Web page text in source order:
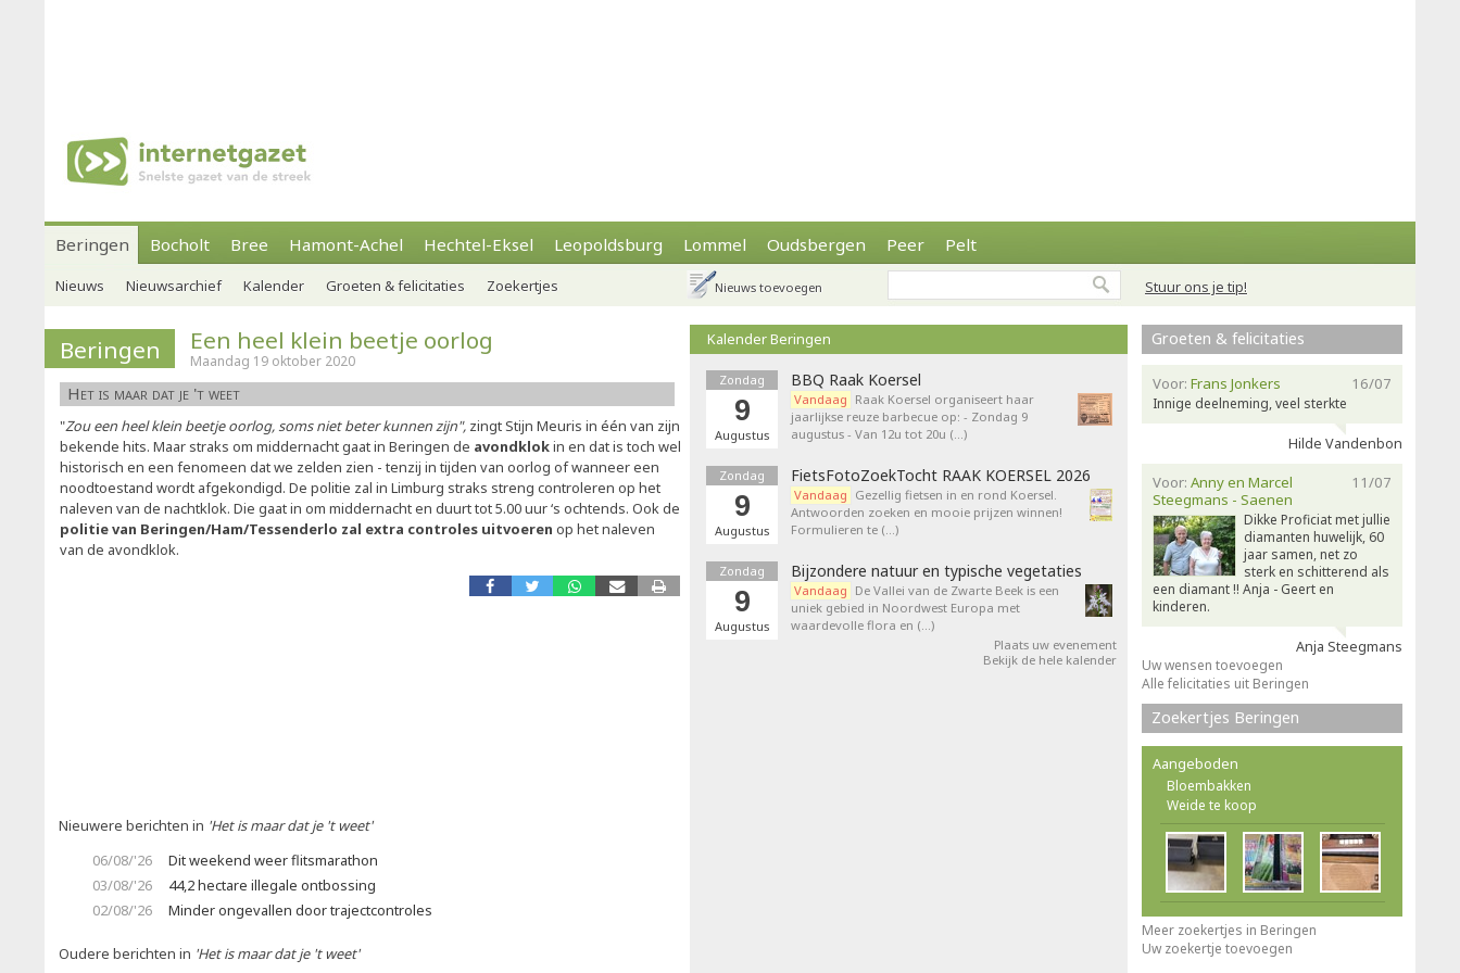
Beringen Bocholt Bree Hamont-Achel Hechtel-Eksel Leopoldsburg Lommel Oudsbergen Peer Pelt
Stuur ons je tip!
Nieuws Nieuwsarchief Kalender Groeten & felicitaties Zoekertjes Nieuws toevoegen
Beringen Een heel klein beetje oorlog
Maandag 19 oktober 2020
Het is maar dat je 't weet
"Zou een heel klein beetje oorlog, soms niet beter kunnen zijn", zingt Stijn Meuris in één van zijn
bekende hits. Maar straks om middernacht gaat in Beringen de avondklokin en dat is toch wel
historisch en een fenomeen dat we zelden zien - tenzij in tijden van oorlog of wanneer een
noodtoestand wordt afgekondigd. De politie zal in Limburg straks streng controleren op het
naleven van de nachtklok. Die gaat in om middernacht en duurt tot 5.00 uur ‘s ochtends. Ook de
politie van Beringen/Ham/Tessenderlo zal extra controles uitvoeren op het naleven
van de avondklok.
Nieuwere berichten in 'Het is maar dat je 't weet'
06/08/'26
Dit weekend weer flitsmarathon
03/08/'26
44,2 hectare illegale ontbossing
02/08/'26
Minder ongevallen door trajectcontroles
Oudere berichten in 'Het is maar dat je 't weet'
Kalender Beringen
Zondag
9
Augustus
BBQ Raak Koersel
Vandaag Raak Koersel organiseert haar
jaarlijkse reuze barbecue op: - Zondag 9
augustus - Van 12u tot 20u (…)
Zondag
9
Augustus
FietsFotoZoekTocht RAAK KOERSEL 2026
Vandaag Gezellig fietsen in en rond Koersel.
Antwoorden zoeken en mooie prijzen winnen!
Formulieren te (…)
Zondag
9
Augustus
Bijzondere natuur en typische vegetaties
Vandaag De Vallei van de Zwarte Beek is een
uniek gebied in Noordwest Europa met
waardevolle flora en (…)
Plaats uw evenement
Bekijk de hele kalender
Groeten & felicitaties
16/07
Voor: Frans Jonkers
Innige deelneming, veel sterkte
Hilde Vandenbon
11/07
Voor: Anny en Marcel
Steegmans - Saenen
Dikke Proficiat met jullie
diamanten huwelijk, 60
jaar samen, net zo
sterk en schitterend als
een diamant !! Anja - Geert en
kinderen.
Anja Steegmans
Uw wensen toevoegen
Alle felicitaties uit Beringen
Zoekertjes Beringen
Aangeboden
Bloembakken
Weide te koop
Meer zoekertjes in Beringen
Uw zoekertje toevoegen